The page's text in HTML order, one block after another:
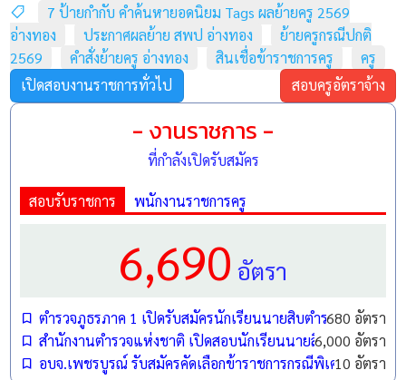
ให้แล้วเสร็จภายในวันที่ 30 เมษายน 2569 และให้มีผลใน
วันที่1 พฤษภาคม 2569
7 ป้ายกำกับ คำค้นหายอดนิยม Tags ผลย้ายครู 2569
อ่างทอง
ประกาศผลย้าย สพป อ่างทอง
ย้ายครูกรณีปกติ
2569
คำสั่งย้ายครู อ่างทอง สินเชื่อข้าราชการครู
ครู
เปิดสอบงานราชการทั่วไป
สอบครูอัตราจ้าง
- งานราชการ -
ที่กำลังเปิดรับสมัคร
สอบรับราชการ พนักงานราชการครู
6,690 อัตรา
ตำรวจภูธรภาค 1 เปิดรับสมัครนักเรียนนายสิบตำรวจ (นสต.)
680 อัตรา
สำนักงานตำรวจแห่งชาติ เปิดสอบนักเรียนนายสิบตำรวจ (นส
6,000 อัตรา
อบจ.เพชรบูรณ์ รับสมัครคัดเลือกข้าราชการกรณีพิเศษ ตำแห
10 อัตรา